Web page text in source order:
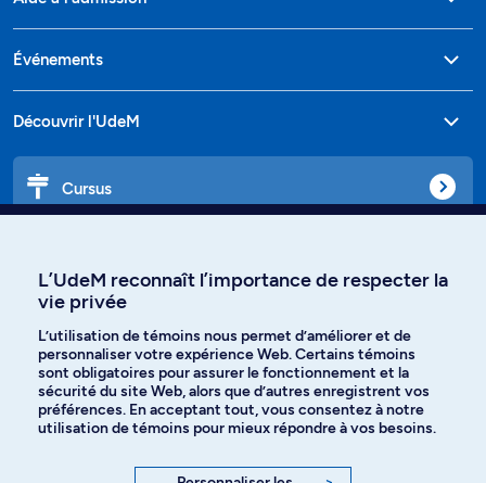
Événements
Découvrir l'UdeM
Cursus
Langues
Facebook Instagram
YouTube
L’UdeM reconnaît l’importance de respecter la
vie privée
L’utilisation de témoins nous permet d’améliorer et de
personnaliser votre expérience Web. Certains témoins
sont obligatoires pour assurer le fonctionnement et la
sécurité du site Web, alors que d’autres enregistrent vos
préférences. En acceptant tout, vous consentez à notre
utilisation de témoins pour mieux répondre à vos besoins.